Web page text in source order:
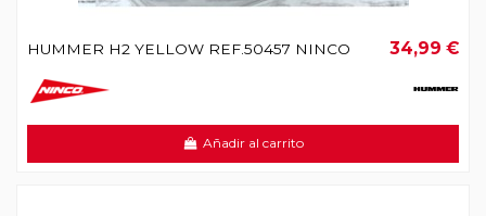
HUMMER H2 YELLOW REF.50457 NINCO 34,99 €
Añadir al carrito